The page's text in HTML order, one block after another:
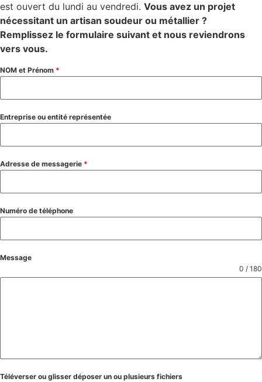
est ouvert du lundi au vendredi. Vous avez un projet
nécessitant un artisan soudeur ou métallier ?
Remplissez le formulaire suivant et nous reviendrons
vers vous.
NOM et Prénom *
Entreprise ou entité représentée
Adresse de messagerie *
Numéro de téléphone
Message
0 / 180
Téléverser ou glisser déposer un ou plusieurs fichiers